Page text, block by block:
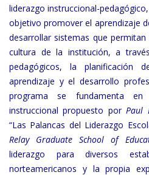
liderazgo instruccional-
objetivo promover el aprendizaje
desarrollar sistemas que
cultura de la institución, a
pedagógicos, la planificación
aprendizaje y el desarrollo
programa se fundamenta
instruccional propuesto por Paul
“Las Palancas del Liderazgo
Relay Graduate School of
liderazgo para diversos
norteamericanos y la propia